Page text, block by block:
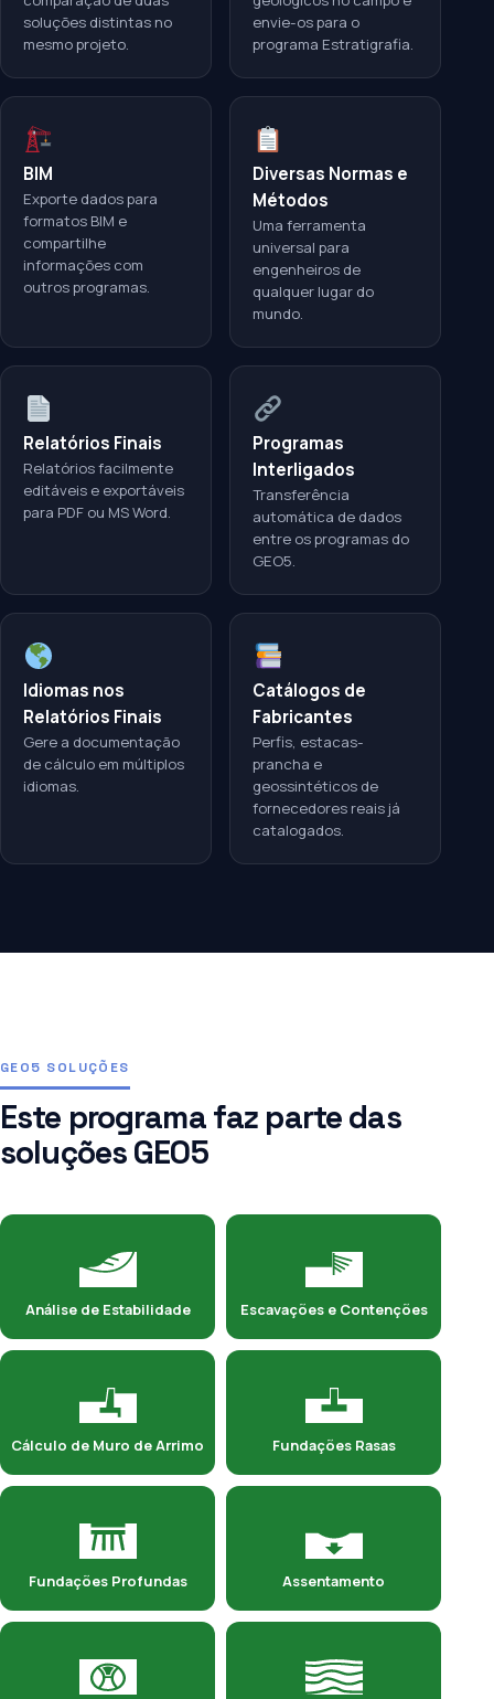
soluções distintas no
mesmo projeto.
envie-os para o
programa Estratigrafia.
BIM
Exporte dados para
formatos BIM e
compartilhe
informações com
outros programas.
Diversas Normas e
Métodos
Uma ferramenta
universal para
engenheiros de
qualquer lugar do
mundo.
Relatórios Finais
Relatórios facilmente
editáveis e exportáveis
para PDF ou MS Word.
Programas
Interligados
Transferência
automática de dados
entre os programas do
GEO5.
Idiomas nos
Relatórios Finais
Gere a documentação
de cálculo em múltiplos
idiomas.
Catálogos de
Fabricantes
Perfis, estacas-
prancha e
geossintéticos de
fornecedores reais já
catalogados.
GEO5 SOLUÇÕES
Este programa faz parte das
soluções GEO5
Análise de Estabilidade Escavações e Contenções
Cálculo de Muro de Arrimo Fundações Rasas
Fundações Profundas Assentamento